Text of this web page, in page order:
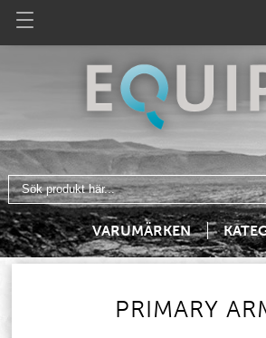
VARUMÄRKEN
PRIMARY